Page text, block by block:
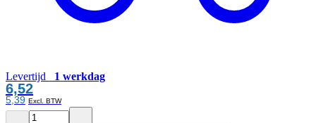
Levertijd 1 werkdag
6,52
5,39